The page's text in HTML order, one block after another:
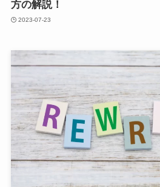
方の解説！
2023-07-23